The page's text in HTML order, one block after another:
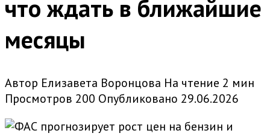
что ждать в ближайшие
месяцы
Автор Елизавета Воронцова На чтение 2 мин
Просмотров 200 Опубликовано 29.06.2026